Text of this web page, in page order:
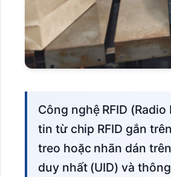
Công nghệ RFID (Radio Frequency Identification) sử dụng sóng vô tuyến để đọc thông
tin từ chip RFID gắn
treo hoặc nhãn dán
duy nhất (UID) và